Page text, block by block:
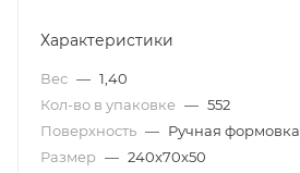
Характеристики
Вес — 1,40
Кол-во в упаковке — 552
Поверхность — Ручная формовка
Размер — 240x70x50